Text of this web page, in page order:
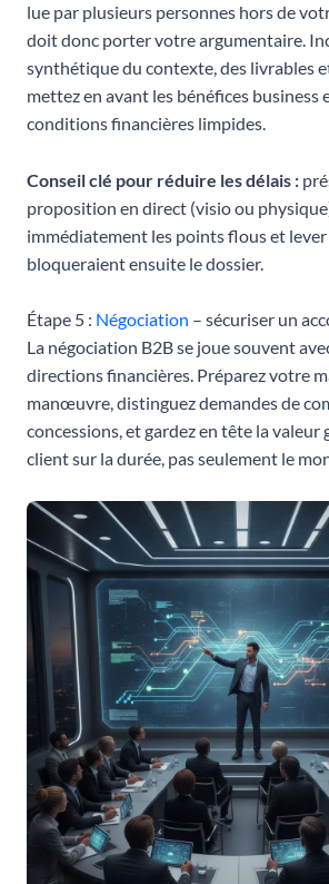
lue par plusieurs personnes hors de
doit donc porter votre argumentaire.
synthétique du contexte, des livrables
mettez en avant les bénéfices business
conditions financières limpides.
Conseil clé pour réduire les délais :
proposition en direct (visio ou
immédiatement les points flous et
bloqueraient ensuite le dossier.
Étape 5 : Négociation – sécuriser un
La négociation B2B se joue souvent
directions financières. Préparez votre
manœuvre, distinguez demandes de
concessions, et gardez en tête la valeur
client sur la durée, pas seulement le